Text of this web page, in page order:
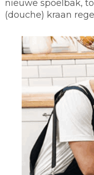
nieuwe spoelbak,
(douche) kraan